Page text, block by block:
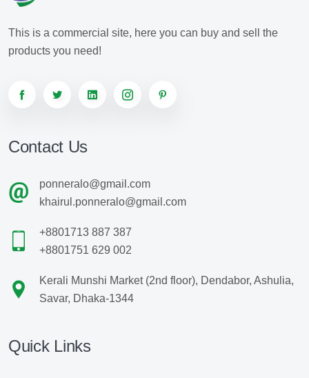
This is a commercial site, here you can buy and sell the
products you need!
Contact Us
ponneralo@gmail.com
khairul.ponneralo@gmail.com
+8801713 887 387
+8801751 629 002
Kerali Munshi Market (2nd floor), Dendabor, Ashulia,
Savar, Dhaka-1344
Quick Links